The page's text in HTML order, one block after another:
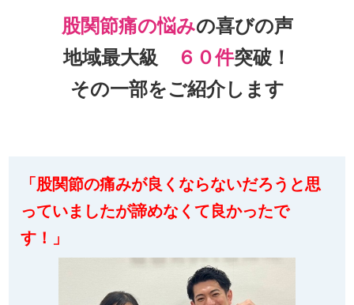
股関節痛の悩みの喜びの声
地域最大級
６０件突破！
その一部をご紹介します
「股関節の痛みが良くならないだろうと思
っていましたが諦めなくて良かったで
す！」